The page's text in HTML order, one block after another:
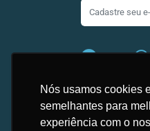
Nós usamos cookies
semelhantes para
experiência com o
mail